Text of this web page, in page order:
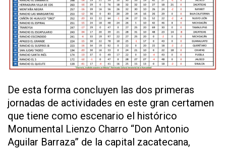
De esta forma concluyen las dos primeras
jornadas de actividades en este gran certamen
que tiene como escenario el histórico
Monumental Lienzo Charro “Don Antonio
Aguilar Barraza” de la capital zacatecana,